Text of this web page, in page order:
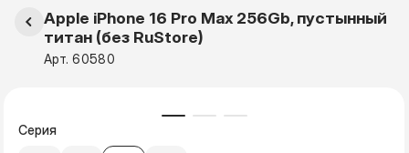
Apple iPhone 16 Pro Max 256Gb, пустынный
титан (без RuStore)
Арт. 60580
Серия